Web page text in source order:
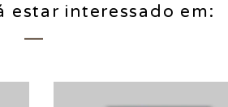
estar interessado em: